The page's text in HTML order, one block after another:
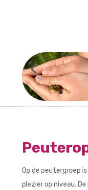
Op de peutergroep
plezier op niveau.